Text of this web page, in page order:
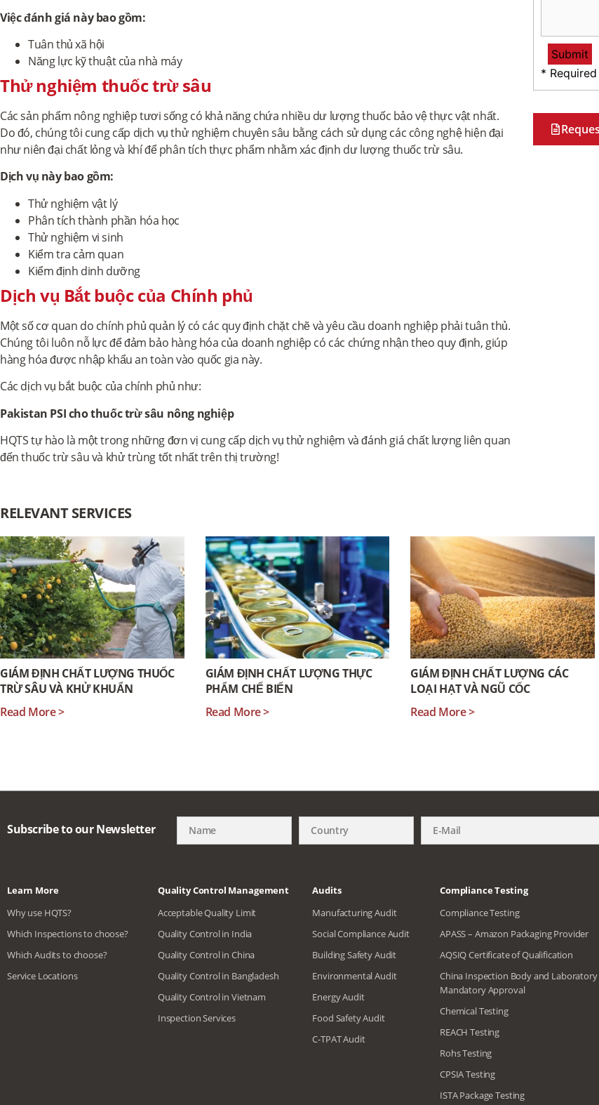
Việc đánh giá này bao gồm:
Tuân thủ xã hội
Năng lực kỹ thuật của nhà máy
Thử nghiệm thuốc trừ sâu
Các sản phẩm nông nghiệp tươi sống có khả năng chứa nhiều dư lượng thuốc bảo vệ thực vật nhất.
Do đó, chúng tôi cung cấp dịch vụ thử nghiệm chuyên sâu bằng cách sử dụng các công nghệ hiện đại
như niên đại chất lỏng và khí để phân tích thực phẩm nhằm xác định dư lượng thuốc trừ sâu.
Dịch vụ này bao gồm:
Thử nghiệm vật lý
Phân tích thành phần hóa học
Thử nghiệm vi sinh
Kiểm tra cảm quan
Kiểm định dinh dưỡng
Dịch vụ Bắt buộc của Chính phủ
Một số cơ quan do chính phủ quản lý có các quy định chặt chẽ và yêu cầu doanh nghiệp phải tuân thủ.
Chúng tôi luôn nỗ lực để đảm bảo hàng hóa của doanh nghiệp có các chứng nhận theo quy định, giúp
hàng hóa được nhập khẩu an toàn vào quốc gia này.
Các dịch vụ bắt buộc của chính phủ như:
Pakistan PSI cho thuốc trừ sâu nông nghiệp
HQTS tự hào là một trong những đơn vị cung cấp dịch vụ thử nghiệm và đánh giá chất lượng liên quan
đến thuốc trừ sâu và khử trùng tốt nhất trên thị trường!
*
RELEVANT SERVICES
GIÁM ĐỊNH CHẤT LƯỢNG THUỐC
TRỪ SÂU VÀ KHỬ KHUẨN
Read More >
GIÁM ĐỊNH CHẤT LƯỢNG THỰC
PHẨM CHẾ BIẾN
Read More >
GIÁM ĐỊNH CHẤT LƯỢNG CÁC
LOẠI HẠT VÀ NGŨ CỐC
Read More >
Subscribe to our Newsletter
Learn More
Why use HQTS?
Which Inspections to choose?
Which Audits to choose?
Service Locations
Quality Control Management
Acceptable Quality Limit
Quality Control in India
Quality Control in China
Quality Control in Bangladesh
Quality Control in Vietnam
Inspection Services
Audits
Manufacturing Audit
Social Compliance Audit
Building Safety Audit
Environmental Audit
Energy Audit
Food Safety Audit
C-TPAT Audit
Compliance Testing
Compliance Testing
APASS – Amazon Packaging Provider
AQSIQ Certificate of Qualification
China Inspection Body and Laboratory
Mandatory Approval
Chemical Testing
REACH Testing
Rohs Testing
CPSIA Testing
ISTA Package Testing